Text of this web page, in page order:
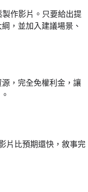
作影片。只要給出提
，並加入建議場景、
，完全免權利金，讓
片比預期還快，敘事完